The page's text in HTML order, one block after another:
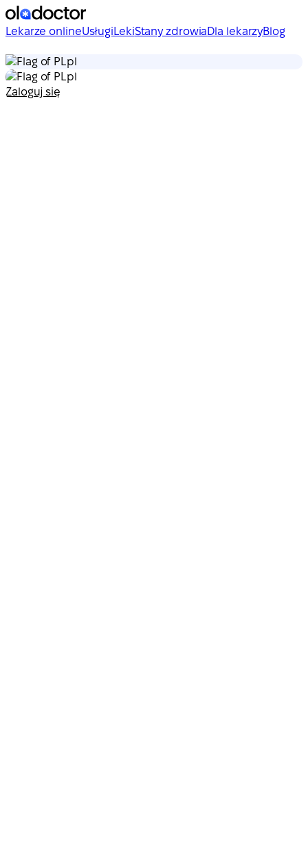
Lekarze onlineUsługi LekiStany zdrowiaDla lekarzyBlog
pl
pl
Zaloguj się